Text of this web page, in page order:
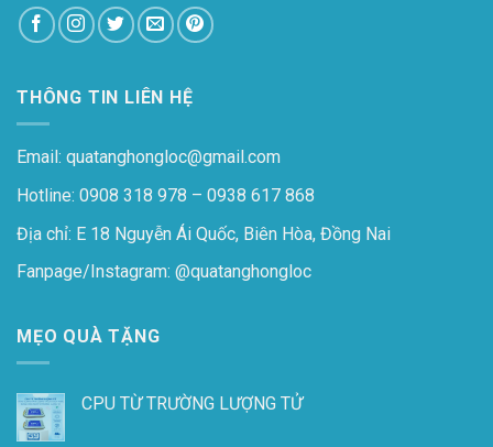
THÔNG TIN LIÊN HỆ
Email: quatanghongloc@gmail.com
Hotline: 0908 318 978 – 0938 617 868
Địa chỉ: E 18 Nguyễn Ái Quốc, Biên Hòa, Đồng Nai
Fanpage/Instagram: @quatanghongloc
MẸO QUÀ TẶNG
CPU TỪ TRƯỜNG LƯỢNG TỬ